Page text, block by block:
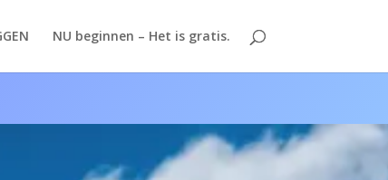
NU beginnen – Het is gratis.